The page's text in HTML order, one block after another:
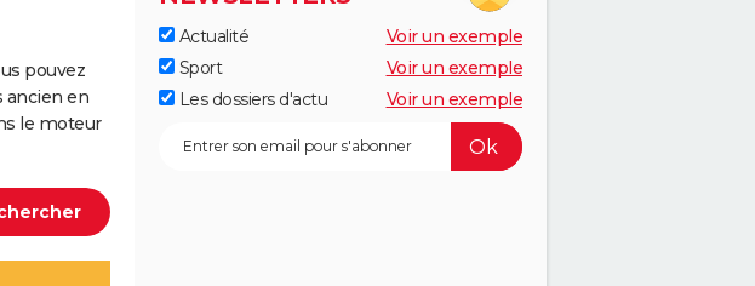
pouvez
ancien en
le moteur
Actualité
Voir un exemple
Sport
Voir un exemple
Les dossiers d'actu
Voir un exemple